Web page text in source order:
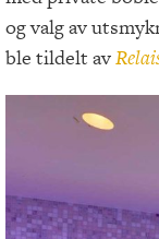
og valg av
ble tildelt av